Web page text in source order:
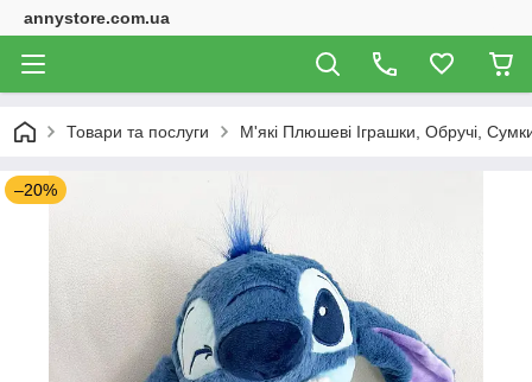
annystore.com.ua
Товари та послуги М'які Плюшеві Іграшки, Обручі,
–20%